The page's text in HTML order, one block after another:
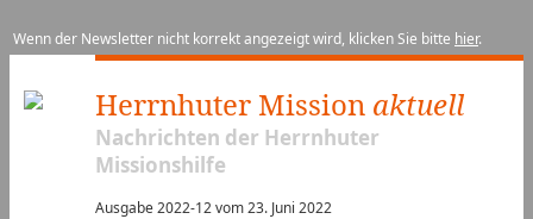
Wenn der Newsletter nicht korrekt angezeigt wird, klicken Sie bitte hier.
Herrnhuter Mission aktuell
Nachrichten der Herrnhuter
Missionshilfe
Ausgabe 2022-12 vom 23. Juni 2022